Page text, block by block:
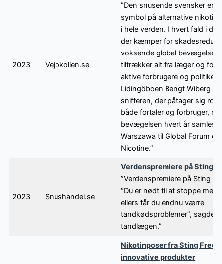
2023 Vejpkollen.se
”Den snusende svensker er
symbol på alternative
i hele verden. I hvert fald i de
der kæmper for
voksende global bevægelse,
tiltrækker alt fra læger og
aktive forbrugere og
Lidingöboen Bengt Wiberg er
snifferen, der påtager sig
både fortaler og forbruger, når
bevægelsen hvert år samles i
Warszawa til Global Forum on
Nicotine.”
2023 Snushandel.se
Verdenspremiere på
”Verdenspremiere på Sting
“Du er nødt til at stoppe med
ellers får du endnu værre
tandkødsproblemer”, sagde
tandlægen.”
Nikotinposer fra Sting Free
innovative produkter